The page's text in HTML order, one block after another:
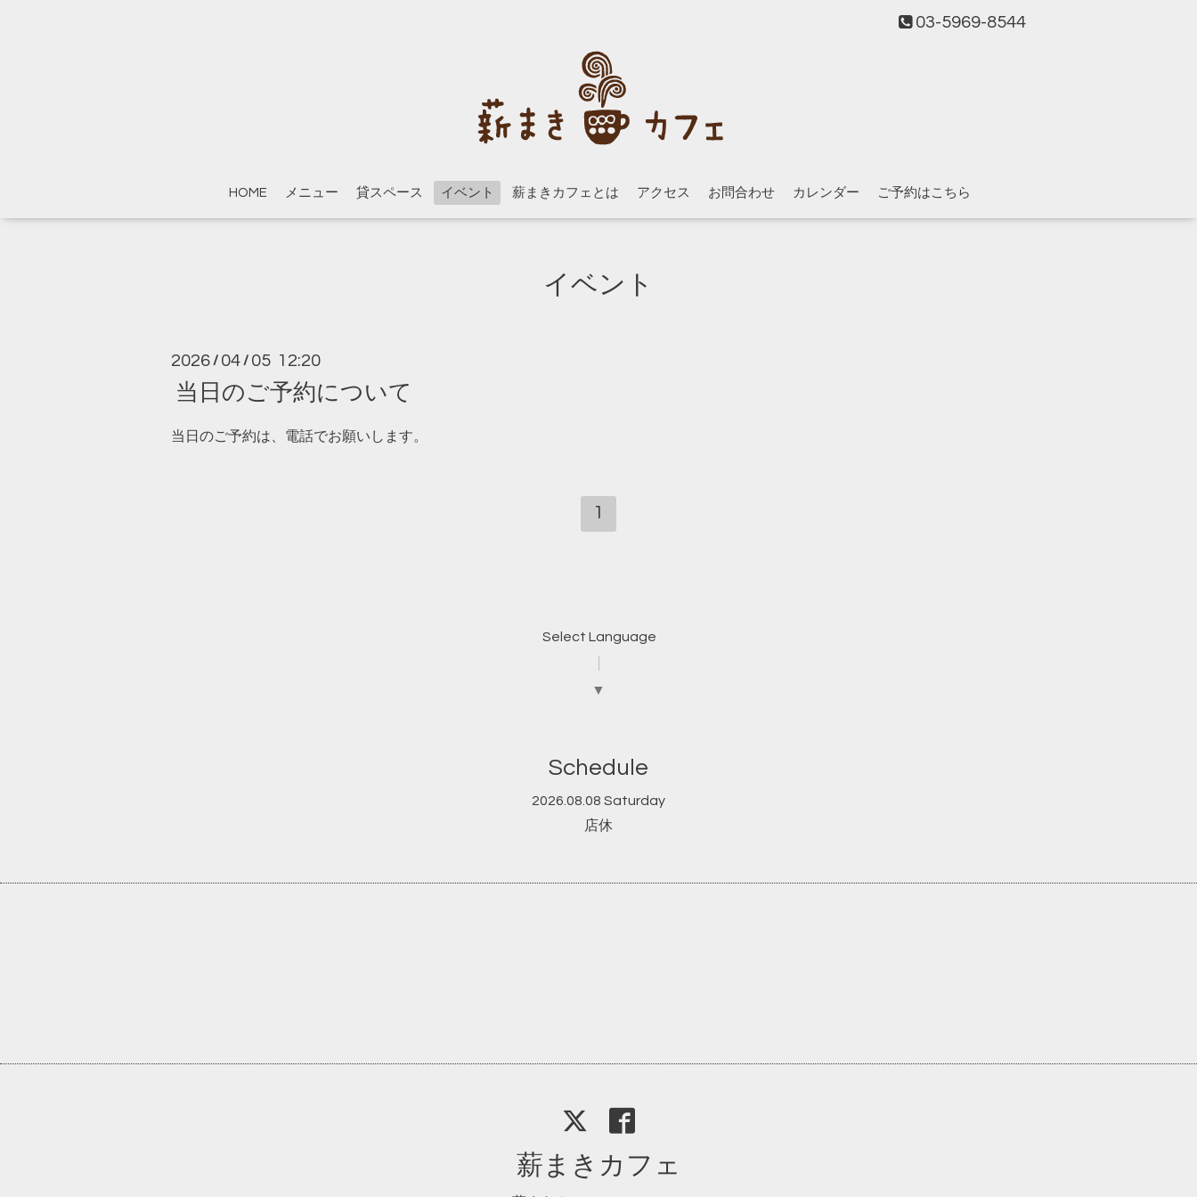
03-5969-8544
HOME メニュー 貸スペース イベント 薪まきカフェとは アクセス お問合わせ カレンダー ご予約はこちら
イベント
2026 / 04 / 05 12:20
当日のご予約について
当日のご予約は、電話でお願いします。
1
Select Language
▼
Schedule
2026.08.08 Saturday
店休
薪まきカフェ